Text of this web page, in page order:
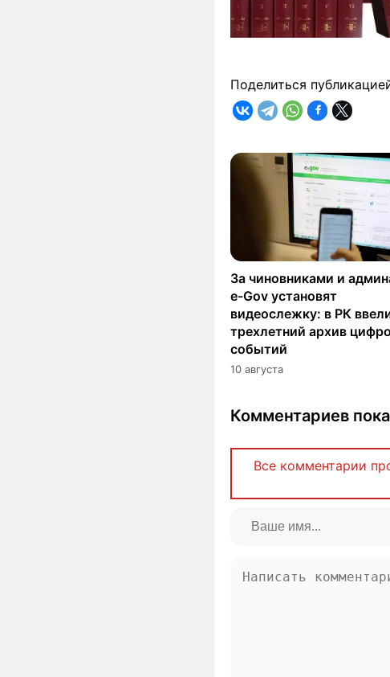
Поделиться
За чиновниками и
e-Gov установят
видеослежку: в РК
трехлетний архив
событий
10 августа
Комментариев
Все комментарии